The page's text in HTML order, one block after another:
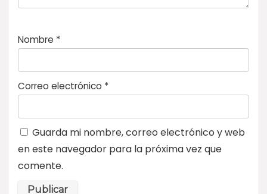
Nombre *
Correo electrónico *
Guarda mi nombre, correo electrónico y web
en este navegador para la próxima vez que
comente.